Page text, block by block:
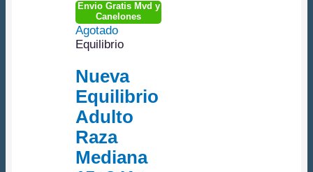
Envio Gratis Mvd y
Canelones
Agotado
Equilibrio
Nueva
Equilibrio
Adulto
Raza
Mediana